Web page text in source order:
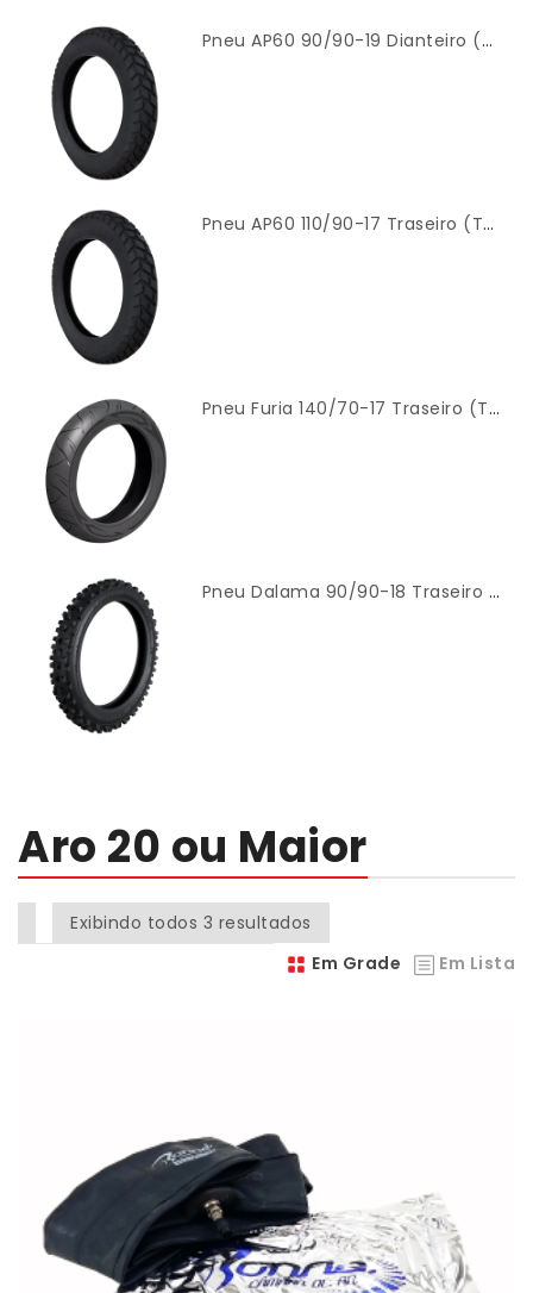
Pneu AP60 90/90-19 Dianteiro (TT) Modelo Original – Cinborg
Pneu AP60 110/90-17 Traseiro (TT) Modelo Original – Cinborg
Pneu Furia 140/70-17 Traseiro (TL) – Cinborg
Pneu Dalama 90/90-18 Traseiro (Cross) – Cinborg
Aro 20 ou Maior
Exibindo todos 3 resultados
Em Grade
Em Lista